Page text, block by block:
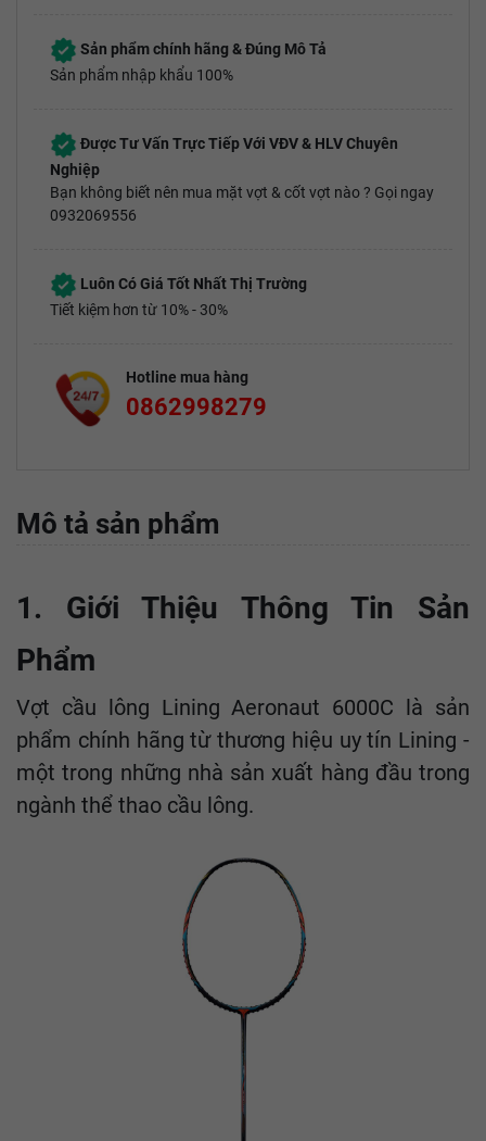
Sản phẩm chính hãng & Đúng Mô Tả
Sản phẩm nhập khẩu 100%
Được Tư Vấn Trực Tiếp Với VĐV & HLV Chuyên
Nghiệp
Bạn không biết nên mua mặt vợt & cốt vợt nào ? Gọi ngay
0932069556
Luôn Có Giá Tốt Nhất Thị Trường
Tiết kiệm hơn từ 10% - 30%
Hotline mua hàng
0862998279
Mô tả sản phẩm
1. Giới Thiệu Thông Tin Sản
Phẩm
Vợt cầu lông Lining Aeronaut 6000C là sản
phẩm chính hãng từ thương hiệu uy tín Lining -
một trong những nhà sản xuất hàng đầu trong
ngành thể thao cầu lông.